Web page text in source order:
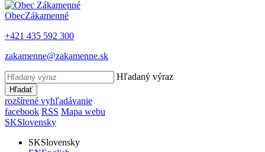
ObecZákamenné
+421 435 592 300
zakamenne@zakamenne.sk
Hľadaný výraz
Hľadať
rozšírené vyhľadávanie
facebook RSS Mapa webu
SKSlovensky
SKSlovensky